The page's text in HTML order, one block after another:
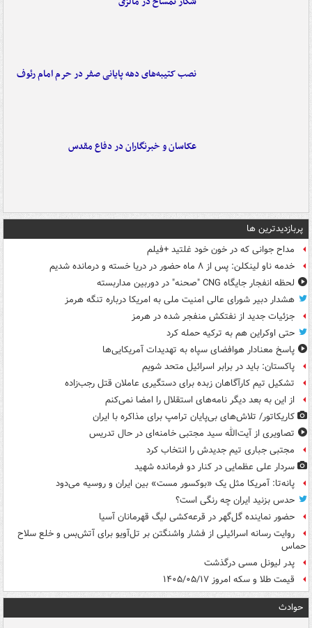
نصب کتیبه‌های دهه پایانی صفر در حرم امام رئوف
عکاسان و خبرنگاران در دفاع مقدس
پربازدیدترین ها
مداح جوانی که در خون خود غلتید +فیلم
خدمه ناو لینکلن: پس از ۸ ماه حضور در دریا خسته و درمانده‌ شدیم
لحظه انفجار جایگاه CNG "صحنه" در دوربین مداربسته
هشدار دبیر شورای عالی امنیت ملی به امریکا درباره تنگه هرمز
جزئیات جدید از نفتکش منفجر شده در هرمز
حتی اوکراین هم به ترکیه حمله کرد
پاسخ معنادار هوافضای سپاه به تهدیدات آمریکایی‌ها
پاکستان: باید در برابر اسرائیل متحد شویم
تشکیل تیم کارآگاهان زبده برای دستگیری عاملان قتل رجب‌زاده
از این به بعد دیگر نامه‌های استقلال را امضا نمی‌کنم
کاریکاتور/ تلاش‌های بی‌پایان ترامپ برای مذاکره با ایران
تصاویری از آیت‌الله سید مجتبی خامنه‌ای در حال تدریس
مجتبی جباری تیم جدیدش را انتخاب کرد
سردار علی عظمایی در کنار دو فرمانده شهید
پانه‌تا: آمریکا مثل یک «بوکسور مست» بین ایران و روسیه می‌دود
حدس بزنید ایران چه رنگی است؟
حضور نماینده گل‌گهر در قرعه‌کشی لیگ قهرمانان آسیا
روایت رسانه اسرائیلی از فشار واشنگتن بر تل‌آویو برای آتش‌بس و خلع سلاح
حماس
پدر لیونل مسی درگذشت
قیمت طلا و سکه امروز ۱۴۰۵/۰۵/۱۷
حوادث